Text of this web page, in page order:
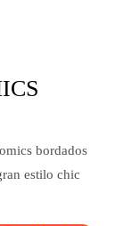
bordados
estilo chic